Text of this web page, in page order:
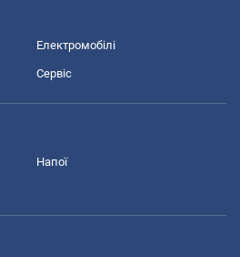
Електромобілі
Сервіс
Напої